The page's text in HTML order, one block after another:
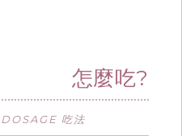
怎麼吃?
DOSAGE 吃法